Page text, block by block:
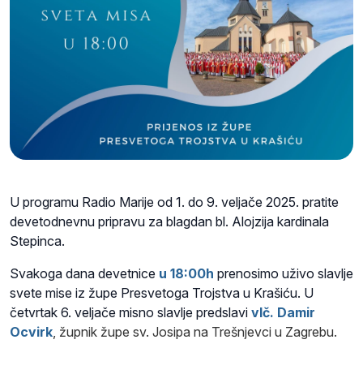
U programu Radio Marije od 1. do 9. veljače 2025. pratite
devetodnevnu pripravu za blagdan bl. Alojzija kardinala
Stepinca.
Svakoga dana devetnice u 18:00h prenosimo uživo slavlje
svete mise iz župe Presvetoga Trojstva u Krašiću. U
četvrtak 6. veljače misno slavlje predslavi vlč. Damir
Ocvirk , župnik župe sv. Josipa na Trešnjevci u Zagrebu.